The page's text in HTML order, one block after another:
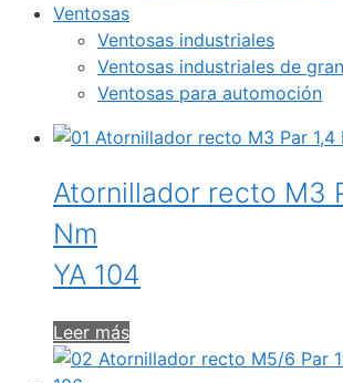
Ventosas
Ventosas industriales
Ventosas industriales de
Ventosas para automoción
Atornillador recto M3
Nm
YA 104
Leer más